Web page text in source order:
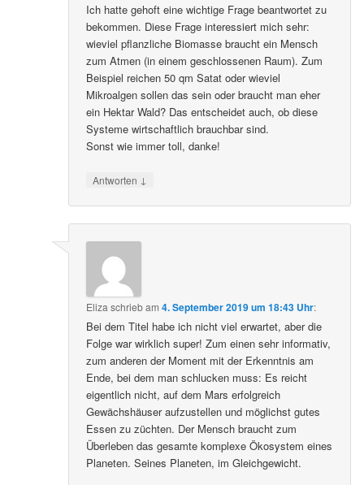
Ich hatte gehoft eine wichtige Frage beantwortet zu
bekommen. Diese Frage interessiert mich sehr:
wieviel pflanzliche Biomasse braucht ein Mensch
zum Atmen (in einem geschlossenen Raum). Zum
Beispiel reichen 50 qm Satat oder wieviel
Mikroalgen sollen das sein oder braucht man eher
ein Hektar Wald? Das entscheidet auch, ob diese
Systeme wirtschaftlich brauchbar sind.
Sonst wie immer toll, danke!
Antworten ↓
Eliza schriebam4. September 2019 um 18:43 Uhr:
Bei dem Titel habe ich nicht viel erwartet, aber die
Folge war wirklich super! Zum einen sehr informativ,
zum anderen der Moment mit der Erkenntnis am
Ende, bei dem man schlucken muss: Es reicht
eigentlich nicht, auf dem Mars erfolgreich
Gewächshäuser aufzustellen und möglichst gutes
Essen zu züchten. Der Mensch braucht zum
Überleben das gesamte komplexe Ökosystem eines
Planeten. Seines Planeten, im Gleichgewicht.